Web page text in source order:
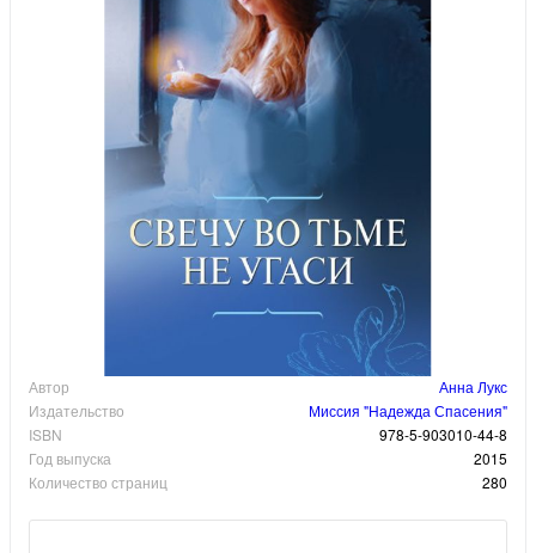
Автор
Анна Лукс
Издательство
Миссия "Надежда Спасения"
ISBN
978-5-903010-44-8
Год выпуска
2015
Количество страниц
280